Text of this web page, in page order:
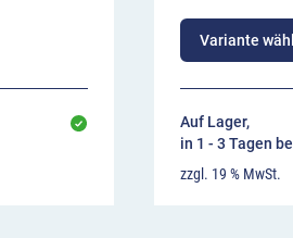
Variante
Auf Lager,
in 1 - 3 Tagen
zzgl. 19 % MwSt.